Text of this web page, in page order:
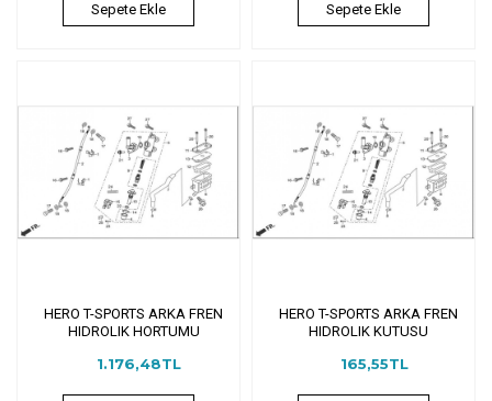
Sepete Ekle Sepete Ekle
HERO T-SPORTS ARKA FREN
HIDROLIK HORTUMU
1.176,48TL
HERO T-SPORTS ARKA FREN
HIDROLIK KUTUSU
165,55TL